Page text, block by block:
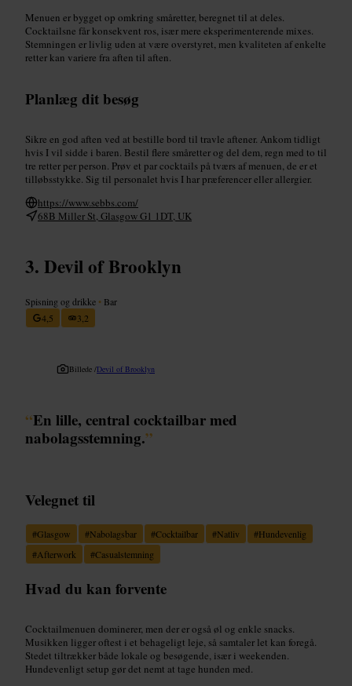
Menuen er bygget op omkring småretter, beregnet til at deles.
Cocktailsne får konsekvent ros, især mere eksperimenterende mixes.
Stemningen er livlig uden at være overstyret, men kvaliteten af enkelte
retter kan variere fra aften til aften.
Planlæg dit besøg
Sikre en god aften ved at bestille bord til travle aftener. Ankom tidligt
hvis I vil sidde i baren. Bestil flere småretter og del dem, regn med to til
tre retter per person. Prøv et par cocktails på tværs af menuen, de er et
tilløbsstykke. Sig til personalet hvis I har præferencer eller allergier.
https://www.sebbs.com/
68B Miller St, Glasgow G1 1DT, UK
Devil of Brooklyn
Spisning og drikke • Bar
4,5
3,2
Billede /Devil of Brooklyn
“En lille, central cocktailbar med
nabolagsstemning.”
Velegnet til
#Glasgow #Nabolagsbar #Cocktailbar #Natliv #Hundevenlig
#Afterwork #Casualstemning
Hvad du kan forvente
Cocktailmenuen dominerer, men der er også øl og enkle snacks.
Musikken ligger oftest i et behageligt leje, så samtaler let kan foregå.
Stedet tiltrækker både lokale og besøgende, især i weekenden.
Hundevenligt setup gør det nemt at tage hunden med.